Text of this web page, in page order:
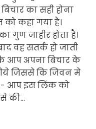
का सही होना
को कहा गया है।
गुण जाहीर होता है।
वह सतर्क हो जाती
आप अपना बिचार के
जिससे कि जिवन मे
आप इस लिंक को
की…